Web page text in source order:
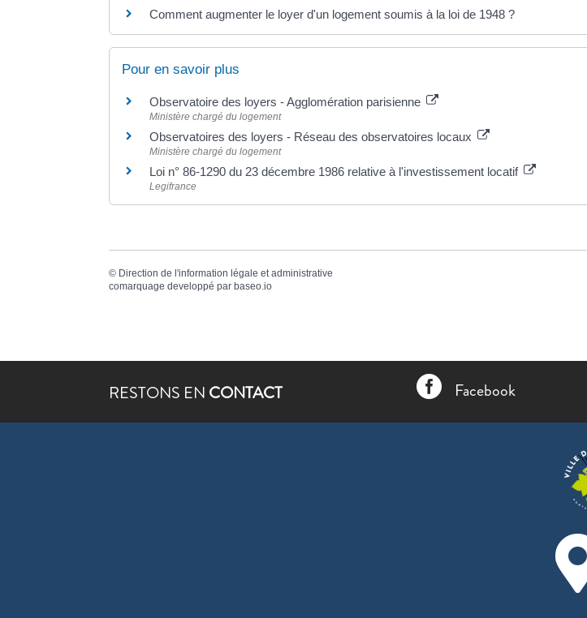
Comment augmenter le loyer d'un logement soumis à la loi de 1948 ?
Pour en savoir plus
Observatoire des loyers - Agglomération parisienne
Ministère chargé du logement
Observatoires des loyers - Réseau des observatoires locaux
Ministère chargé du logement
Loi n° 86-1290 du 23 décembre 1986 relative à l'investissement locatif
Legifrance
© Direction de l'information légale et administrative
comarquage developpé par baseo.io
RESTONS EN CONTACT  Facebook